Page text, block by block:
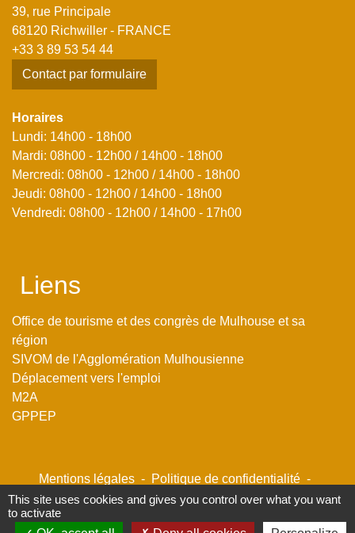
39, rue Principale
68120 Richwiller - FRANCE
+33 3 89 53 54 44
Contact par formulaire
Horaires
Lundi: 14h00 - 18h00
Mardi: 08h00 - 12h00 / 14h00 - 18h00
Mercredi: 08h00 - 12h00 / 14h00 - 18h00
Jeudi: 08h00 - 12h00 / 14h00 - 18h00
Vendredi: 08h00 - 12h00 / 14h00 - 17h00
Liens
Office de tourisme et des congrès de Mulhouse et sa
région
SIVOM de l'Agglomération Mulhousienne
Déplacement vers l'emploi
M2A
GPPEP
Mentions légales - Politique de confidentialité -
Accessibilité - Plan du site - Gestion des cookies
This site uses cookies and gives you control over what you want
to activate